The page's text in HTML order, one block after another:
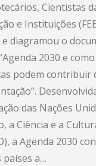
Cientistas
e Instituições
diagramou o
2030 e
podem contribuir
das Nações
a Ciência e a
a Agenda 2030
países a…